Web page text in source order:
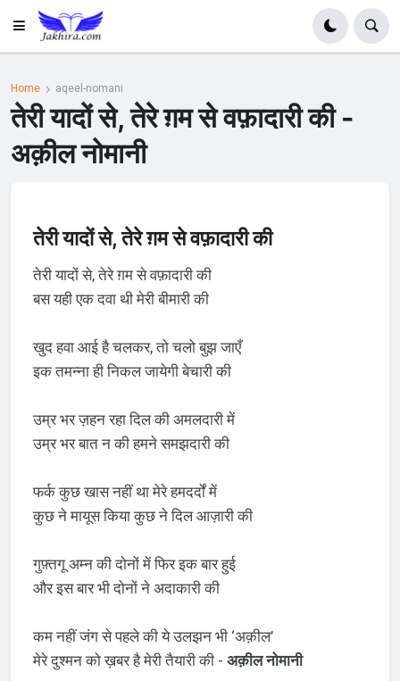
Home aqeel-nomani
तेरी यादों से, तेरे ग़म से वफ़ादारी की -
अक़ील नोमानी
तेरी यादों से, तेरे ग़म से वफ़ादारी की
तेरी यादों से, तेरे ग़म से वफ़ादारी की
बस यही एक दवा थी मेरी बीमारी की
खुद हवा आई है चलकर, तो चलो बुझ जाएँ
इक तमन्ना ही निकल जायेगी बेचारी की
उम्र भर ज़हन रहा दिल की अमलदारी में
उम्र भर बात न की हमने समझदारी की
फर्क कुछ खास नहीं था मेरे हमदर्दों में
कुछ ने मायूस किया कुछ ने दिल आज़ारी की
गुफ़्तगू अम्न की दोनों में फिर इक बार हुई
और इस बार भी दोनों ने अदाकारी की
कम नहीं जंग से पहले की ये उलझन भी ‘अक़ील’
मेरे दुश्मन को ख़बर है मेरी तैयारी की - अक़ील नोमानी